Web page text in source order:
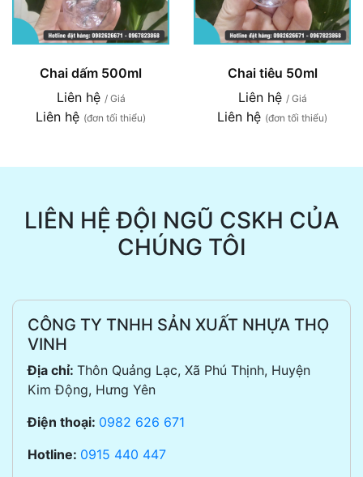
Chai dấm 500ml
Liên hệ / Giá
Liên hệ (đơn tối thiểu)
Chai tiêu 50ml
Liên hệ / Giá
Liên hệ (đơn tối thiểu)
LIÊN HỆ ĐỘI NGŨ CSKH CỦA
CHÚNG TÔI
CÔNG TY TNHH SẢN XUẤT NHỰA THỌ
VINH
Địa chỉ: Thôn Quảng Lạc, Xã Phú Thịnh, Huyện
Kim Động, Hưng Yên
Điện thoại: 0982 626 671
Hotline: 0915 440 447